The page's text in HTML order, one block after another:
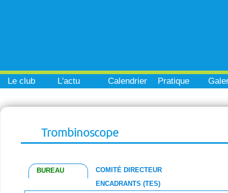
Le club L'actu Calendrier Pratique
Trombinoscope
BUREAU
COMITÉ DIRECTEUR
ENCADRANTS (TES)